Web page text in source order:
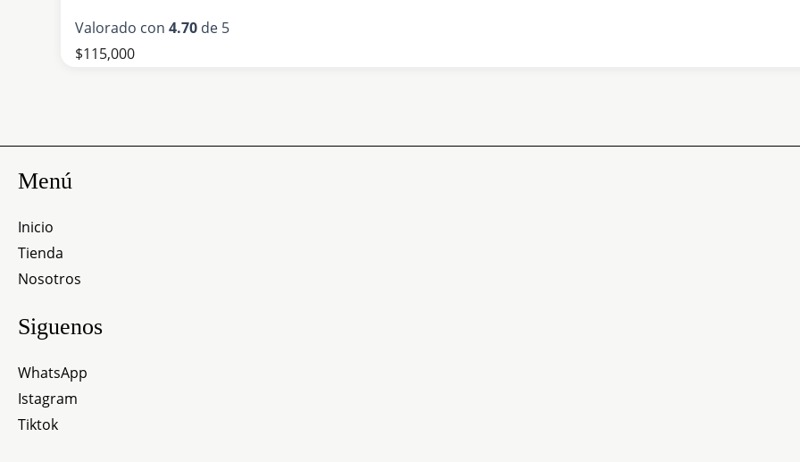
Valorado con 4.70 de 5
$115,000
Menú
Inicio
Tienda
Nosotros
Siguenos
WhatsApp
Istagram
Tiktok